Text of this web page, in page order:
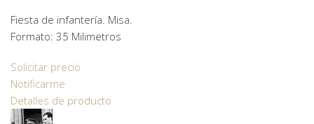
Fiesta de infantería. Misa.
Formato: 35 Milimetros
Solicitar precio
Notificarme
Detalles de producto